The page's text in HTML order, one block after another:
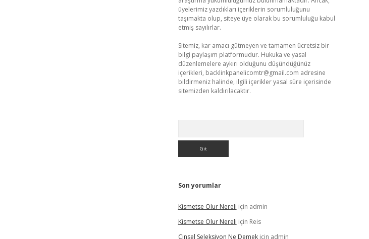
üyelerimiz yazdıkları içeriklerin sorumluluğunu
taşımakta olup, siteye üye olarak bu sorumluluğu kabul
etmiş sayılırlar.
Sitemiz, kar amacı gütmeyen ve tamamen ücretsiz bir
bilgi paylaşım platformudur. Hukuka ve yasal
düzenlemelere aykırı olduğunu düşündüğünüz
içerikleri, backlinkpanelicomtr@gmail.com adresine
bildirmeniz halinde, ilgili içerikler yasal süre içerisinde
sitemizden kaldırılacaktır.
Son yorumlar
Kismetse Olur Nereli için admin
Kismetse Olur Nereli için Reis
Cinsel Seleksiyon Ne Demekiçin admin